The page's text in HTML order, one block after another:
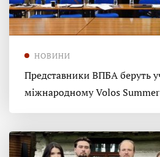
НОВИНИ
Представники ВПБА беруть
міжнародному Volos